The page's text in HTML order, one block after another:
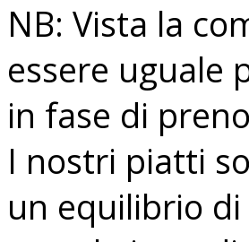
NB: Vista la
essere uguale
in fase di
I nostri piatti
un equilibrio